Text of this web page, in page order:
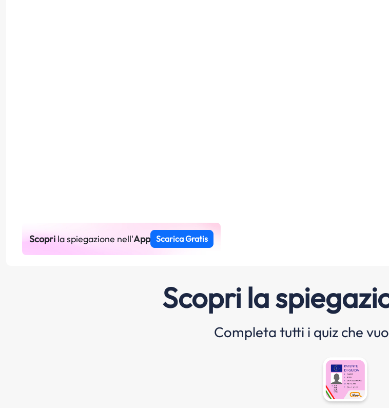
Scoprila spiegazione nell'App Scarica Gratis
Scopri la
Completa tutti i quiz che